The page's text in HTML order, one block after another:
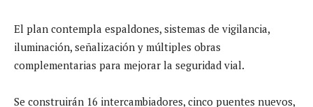
El plan contempla espaldones, sistemas de vigilancia,
iluminación, señalización y múltiples obras
complementarias para mejorar la seguridad vial.
Se construirán 16 intercambiadores, cinco puentes nuevos,